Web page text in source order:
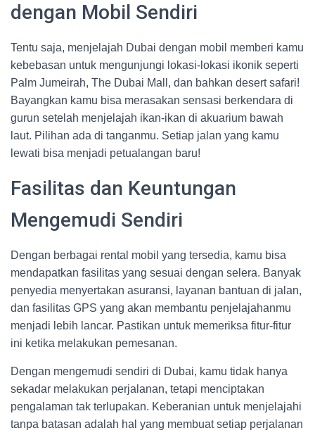
dengan Mobil Sendiri
Tentu saja, menjelajah Dubai dengan mobil memberi kamu
kebebasan untuk mengunjungi lokasi-lokasi ikonik seperti
Palm Jumeirah, The Dubai Mall, dan bahkan desert safari!
Bayangkan kamu bisa merasakan sensasi berkendara di
gurun setelah menjelajah ikan-ikan di akuarium bawah
laut. Pilihan ada di tanganmu. Setiap jalan yang kamu
lewati bisa menjadi petualangan baru!
Fasilitas dan Keuntungan
Mengemudi Sendiri
Dengan berbagai rental mobil yang tersedia, kamu bisa
mendapatkan fasilitas yang sesuai dengan selera. Banyak
penyedia menyertakan asuransi, layanan bantuan di jalan,
dan fasilitas GPS yang akan membantu penjelajahanmu
menjadi lebih lancar. Pastikan untuk memeriksa fitur-fitur
ini ketika melakukan pemesanan.
Dengan mengemudi sendiri di Dubai, kamu tidak hanya
sekadar melakukan perjalanan, tetapi menciptakan
pengalaman tak terlupakan. Keberanian untuk menjelajahi
tanpa batasan adalah hal yang membuat setiap perjalanan